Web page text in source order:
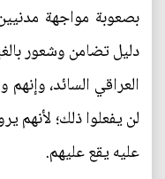
بصعوبة مواجهة
دليل تضامن وشعور
العراقي السائد،
لن يفعلوا ذلك؛ لأنهم
عليه يقع عليهم.